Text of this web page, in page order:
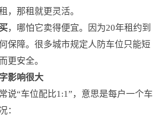
，那租就更灵活。
，哪怕它卖得便宜。因为20年租约到
保障。很多城市规定人防车位只能短
更安全。
影响很大
说“车位配比1:1”，意思是每户一个车
：